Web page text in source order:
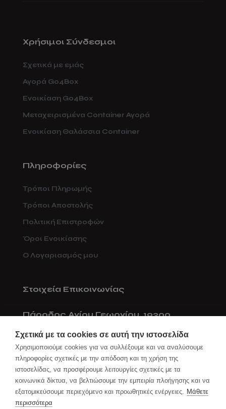
Σχετικά με τα cookies σε αυτή την ιστοσελίδα
Χρησιμοποιούμε cookies για να συλλέξουμε και να αναλύσουμε
πληροφορίες σχετικές με την απόδοση και τη χρήση της
ιστοσελίδας, να προσφέρουμε λειτουργίες σχετικές με τα
κοινωνικά δίκτυα, να βελτιώσουμε την εμπειρία πλοήγησης και να
εξατομικεύσουμε περιεχόμενο και προωθητικές ενέργειες. Μάθετε
περισσότερα
Χρήσιμοι Σύνδεσμοι
Σχετικά με εμάς
Αγορά Go4Box
Ενοικίαση Go4Box
Μεταχειρισμένα Container Αγορά
Ενοικίαση Θαλάσσια Container
Πληροφορίες
Τρόποι Πληρωμής
Τρόποι Αποστολής
Πολιτική Επιστροφών
Όροι Ενοικίασης
Ο Λογαριασμός μου
Στοιχεία Επικοινωνίας
Πάροδος Αγίου Γεωργίου, 19300
211 777 00 40
6932605340
info@go4box.gr